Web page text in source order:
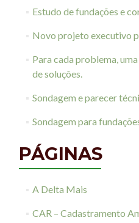
Estudo de fundações e
Novo projeto executivo
Para cada problema,
de soluções.
Sondagem e parecer
Sondagem para
PÁGINAS
A Delta Mais
CAR – Cadastramento